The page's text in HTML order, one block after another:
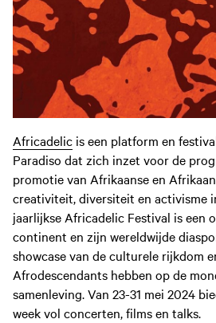
Africadelic is een platform en
Paradiso dat zich inzet voor de
promotie van Afrikaanse en
creativiteit, diversiteit en activisme
jaarlijkse Africadelic Festival is een
continent en zijn wereldwijde
showcase van de culturele rijkdom
Afrodescendants hebben op de
samenleving. Van 23-31 mei 2024
week vol concerten, films en talks.